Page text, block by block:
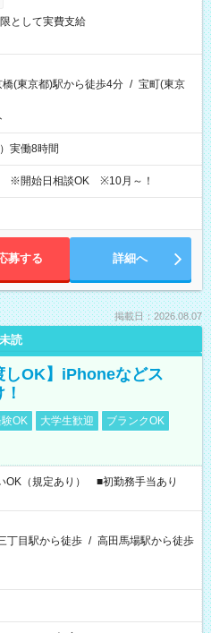
として実費支給
橋(東京都)駅から徒歩4分 / 宝町(東京
実働8時間
※開始日相談OK ※10月～！
募する 詳細へ
掲載日：2026.08.07
未読
しOK】iPhoneなどス
OK 大学生歓迎
ブランクOK
（規定あり） ■初勤務手当あり
丁目駅から徒歩 / 高田馬場駅から徒歩